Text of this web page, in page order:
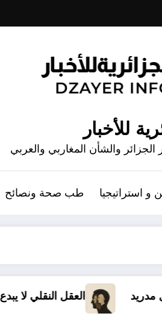
للأخبار
والشأن المغاربي والعربي
و استراتيجيا طب صحة ونصائح
في تجارب حركات التحرر الوطني06 وفيات و إصابة 25 جريح في حادث مرور بقسنطينة